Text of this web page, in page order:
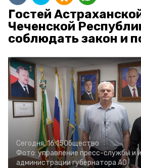
Гостей
Чеченской
соблюдать закон и
Сегодня, 16:15Общество
Фото: управление пресс-службы и
администрации губернатора АО